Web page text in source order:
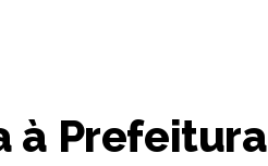
à Prefeitura